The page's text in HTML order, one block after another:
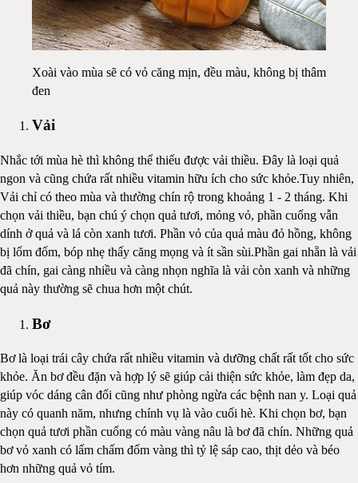
Xoài vào mùa sẽ có vỏ căng mịn, đều màu, không bị thâm
đen
Vải
Nhắc tới mùa hè thì không thể thiếu được vải thiều. Đây là loại quả
ngon và cũng chứa rất nhiều vitamin hữu ích cho sức khỏe.Tuy nhiên,
Vải chỉ có theo mùa và thường chín rộ trong khoảng 1 - 2 tháng. Khi
chọn vải thiều, bạn chú ý chọn quả tươi, mỏng vỏ, phần cuống vẫn
dính ở quả và lá còn xanh tươi. Phần vỏ của quả màu đỏ hồng, không
bị lốm đốm, bóp nhẹ thấy căng mọng và ít sần sùi.Phần gai nhẵn là vải
đã chín, gai càng nhiều và càng nhọn nghĩa là vải còn xanh và những
quả này thường sẽ chua hơn một chút.
Bơ
Bơ là loại trái cây chứa rất nhiều vitamin và dưỡng chất rất tốt cho sức
khỏe. Ăn bơ đều đặn và hợp lý sẽ giúp cải thiện sức khỏe, làm đẹp da,
giúp vóc dáng cân đối cũng như phòng ngừa các bệnh nan y. Loại quả
này có quanh năm, nhưng chính vụ là vào cuối hè. Khi chọn bơ, bạn
chọn quả tươi phần cuống có màu vàng nâu là bơ đã chín. Những quả
bơ vỏ xanh có lấm chấm đốm vàng thì tỷ lệ sáp cao, thịt dẻo và béo
hơn những quả vỏ tím.